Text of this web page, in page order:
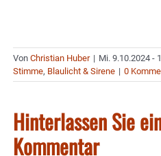
Von Christian Huber | Mi. 9.10.2024 -
Stimme, Blaulicht & Sirene | 0
Hinterlassen Sie
Kommentar